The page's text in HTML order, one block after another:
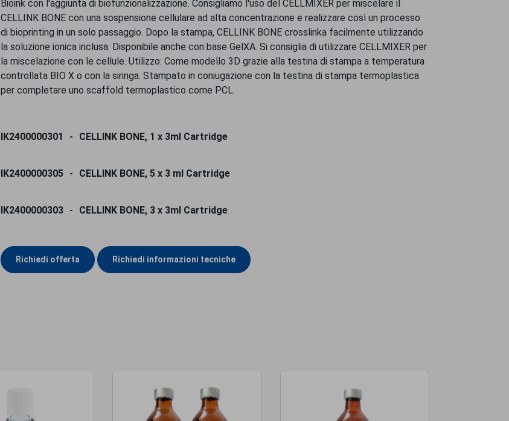
Bioink con l'aggiunta di biofunzionalizzazione. Consigliamo l'uso del CELLMIXER per miscelare il
CELLINK BONE con una sospensione cellulare ad alta concentrazione e realizzare così un processo
di bioprinting in un solo passaggio. Dopo la stampa, CELLINK BONE crosslinka facilmente utilizzando
la soluzione ionica inclusa. Disponibile anche con base GelXA. Si consiglia di utilizzare CELLMIXER per
la miscelazione con le cellule. Utilizzo: Come modello 3D grazie alla testina di stampa a temperatura
controllata BIO X o con la siringa. Stampato in coniugazione con la testina di stampa termoplastica
per completare uno scaffold termoplastico come PCL.
IK2400000301 CELLINK BONE, 1 x 3ml Cartridge
IK2400000305 CELLINK BONE, 5 x 3 ml Cartridge
IK2400000303 CELLINK BONE, 3 x 3ml Cartridge
Richiedi offerta Richiedi informazioni tecniche